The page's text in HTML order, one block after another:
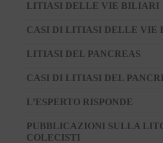
LITIASI DELLE VIE BILIARI
CASI DI LITIASI DELLE VIE
LITIASI DEL PANCREAS
CASI DI LITIASI DEL
L’ESPERTO RISPONDE
PUBBLICAZIONI SULLA
COLECISTI